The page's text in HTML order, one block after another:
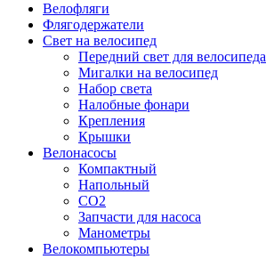
Велофляги
Флягодержатели
Свет на велосипед
Передний свет для велосипеда
Мигалки на велосипед
Набор света
Налобные фонари
Крепления
Крышки
Велонасосы
Компактный
Напольный
CO2
Запчасти для насоса
Манометры
Велокомпьютеры